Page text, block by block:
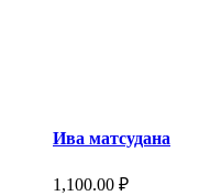
Ива матсудана
1,100.00 ₽